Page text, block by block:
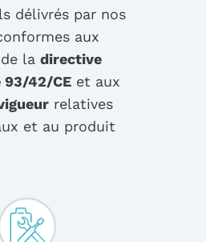
délivrés par nos
aux
de ladirective
93/42/CE et aux
relatives
et au produit